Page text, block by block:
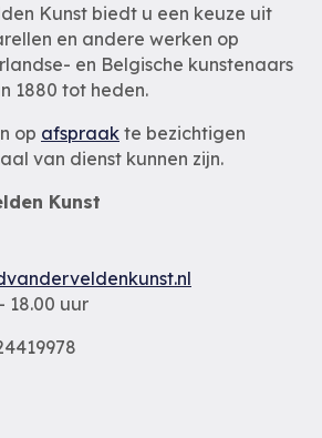
Kunst biedt u een keuze uit
en andere werken op
en Belgische kunstenaars
1880 tot heden.
op afspraak te bezichtigen
van dienst kunnen zijn.
Kunst
18.00 uur